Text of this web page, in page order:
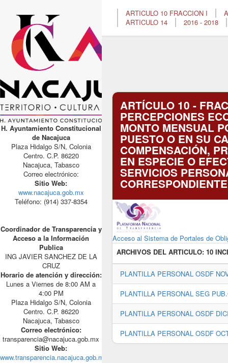
H. Ayuntamiento Constitucional
de Nacajuca
Plaza Hidalgo S/N, Colonia
Centro. C.P. 86220
Nacajuca, Tabasco
Correo electrónico:
Sitio Web:
www.nacajuca.gob.mx
Teléfono: (914) 337-8354
Coordinador de Transparencia y
Acceso a la Información
Publica
ING JAVIER SANCHEZ DE LA
CRUZ
Horario de atención y dirección:
Lunes a Viernes de 8:00 AM a
4:00 PM
Plaza Hidalgo S/N, Colonia
Centro. C.P. 86220
Nacajuca, Tabasco
Correo electrónico:
transparencia@nacajuca.gob.mx
Sitio Web:
www.transparencia.nacajuca.gob.mx
ARTICULO 10 FRACCION I
ARTICULO 14
2016 - 2018
ARTÍCULO 10 -
PERCEPCIONES
MONTO MENSUAL
PUESTO O EN SU
COMPENSACIÓN,
EN ESPECIE O
SERVICIOS
Acceso al Sistema de Portales de
ARCHIVOS DEL ARTICULO: 10
PLANTILLA PERSONAL OSDF
PLANTILLA PERSONAL SEG
PLANTILLA PERSONAL OSDF
PLANTILLA PERSONAL OSDF